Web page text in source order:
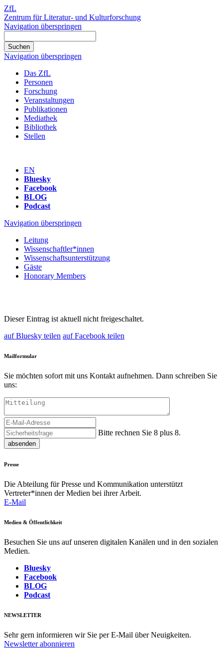
ZfL
Zentrum für Literatur- und Kulturforschung
Navigation überspringen
Navigation überspringen
Das ZfL
Personen
Forschung
Veranstaltungen
Publikationen
Mediathek
Bibliothek
Stellen
EN
Bluesky
Facebook
BLOG
Podcast
Navigation überspringen
Leitung
Wissenschaftler*innen
Wissenschaftsunterstützung
Gäste
Honorary Members
Dieser Eintrag ist aktuell nicht freigeschaltet.
auf Bluesky teilen auf Facebook teilen
Mailformular
Sie möchten sofort mit uns Kontakt aufnehmen. Dann schreiben Sie
uns:
Bitte rechnen Sie 8 plus 8.
absenden
Presse
Die Abteilung für Presse und Kommunikation unterstützt
Vertreter*innen der Medien bei ihrer Arbeit.
E-Mail
Medien & Öffentlichkeit
Besuchen Sie uns auf unseren digitalen Kanälen und in den sozialen
Medien.
Bluesky
Facebook
BLOG
Podcast
NEWSLETTER
Sehr gern informieren wir Sie per E-Mail über Neuigkeiten.
Newsletter abonnieren